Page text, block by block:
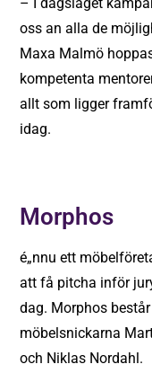
oss an alla de
Maxa Malmö
kompetenta
allt som ligger
idag.
Morphos
é„nnu ett
att få pitcha inför
dag. Morphos
möbelsnickarna
och Niklas Nordahl.